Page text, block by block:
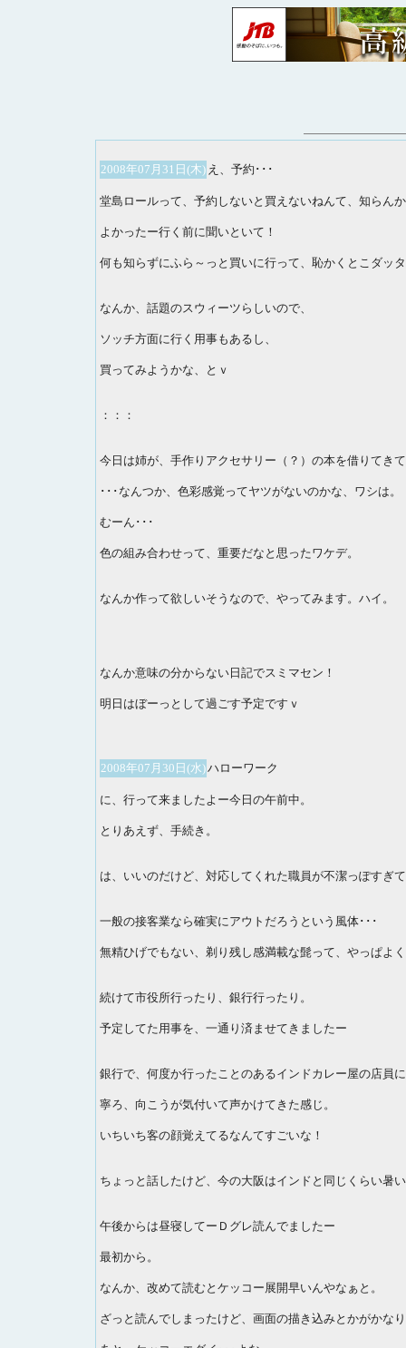
2008年07月31日(木) え、予約･･･
堂島ロールって、予約しないと買えないねんて、知らん
よかったー行く前に聞いといて！
何も知らずにふら～っと買いに行って、恥かくとこダッ
なんか、話題のスウィーツらしいので、
ソッチ方面に行く用事もあるし、
買ってみようかな、とｖ
：：：
今日は姉が、手作りアクセサリー（？）の本を借りてき
･･･なんつか、色彩感覚ってヤツがないのかな、ワシは。
むーん･･･
色の組み合わせって、重要だなと思ったワケデ。
なんか作って欲しいそうなので、やってみます。ハイ。
なんか意味の分からない日記でスミマセン！
明日はぼーっとして過ごす予定ですｖ
2008年07月30日(水)ハローワーク
に、行って来ましたよー今日の午前中。
とりあえず、手続き。
は、いいのだけど、対応してくれた職員が不潔っぽすぎ
一般の接客業なら確実にアウトだろうという風体･･･
無精ひげでもない、剃り残し感満載な髭って、やっぱよ
続けて市役所行ったり、銀行行ったり。
予定してた用事を、一通り済ませてきましたー
銀行で、何度か行ったことのあるインドカレー屋の店員
寧ろ、向こうが気付いて声かけてきた感じ。
いちいち客の顔覚えてるなんてすごいな！
ちょっと話したけど、今の大阪はインドと同じくらい暑
午後からは昼寝してーＤグレ読んでましたー
最初から。
なんか、改めて読むとケッコー展開早いんやなぁと。
ざっと読んでしまったけど、画面の描き込みとかがかな